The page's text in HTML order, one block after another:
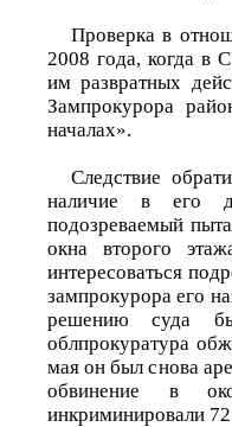
Проверка в
2008 года, когда в
им развратных
Зампрокурора
началах».
Следствие
наличие в его
подозреваемый
окна второго
интересоваться
зампрокурора его
решению суда
облпрокуратура
мая он был снова
обвинение в
инкриминировали